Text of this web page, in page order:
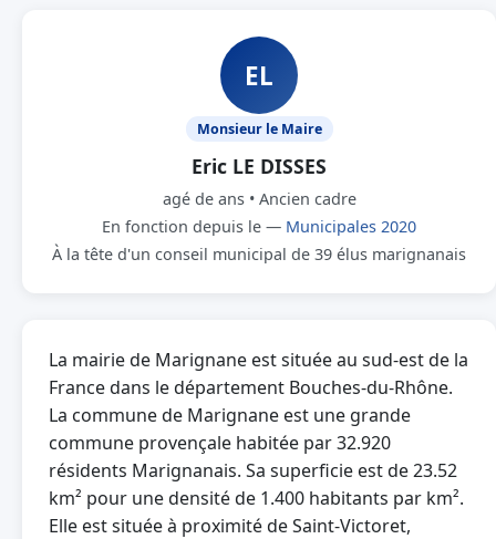
EL
Monsieur le Maire
Eric LE DISSES
agé de ans • Ancien cadre
En fonction depuis le — Municipales 2020
À la tête d'un conseil municipal de 39 élus marignanais
La mairie de Marignane est située au sud-est de la
France dans le département Bouches-du-Rhône.
La commune de Marignane est une grande
commune provençale habitée par 32.920
résidents Marignanais. Sa superficie est de 23.52
km² pour une densité de 1.400 habitants par km².
Elle est située à proximité de Saint-Victoret,